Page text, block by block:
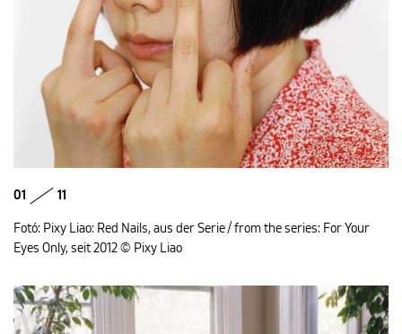
01 11
Fotó: Pixy Liao: Red Nails, aus der Serie / from the series: For Your
Eyes Only, seit 2012 © Pixy Liao